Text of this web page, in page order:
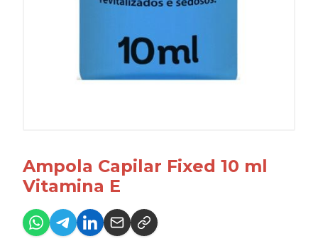
Ampola Capilar Fixed 10 ml
Vitamina E